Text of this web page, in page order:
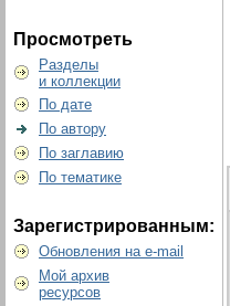
Просмотреть
Разделы
и коллекции
По дате
По автору
По заглавию
По тематике
Зарегистрированным:
Обновления на e-mail
Мой архив
ресурсов